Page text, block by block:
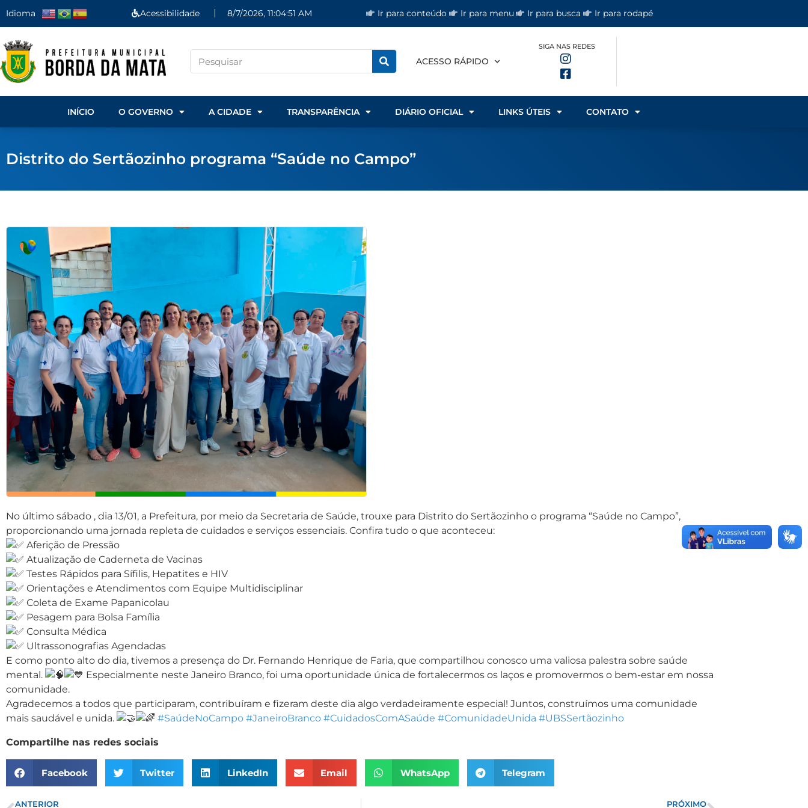
Idioma Acessibilidade 8/7/2026, 11:04:51 AM Ir para conteúdo Ir para menu Ir para busca Ir para rodapé
ACESSO RÁPIDO
SIGA NAS REDES
INÍCIO O GOVERNO A CIDADE TRANSPARÊNCIA DIÁRIO OFICIAL LINKS ÚTEIS CONTATO
Distrito do Sertãozinho programa “Saúde no Campo”
No último sábado , dia 13/01, a Prefeitura, por meio da Secretaria de Saúde, trouxe para Distrito do Sertãozinho o programa “Saúde no Campo”,
proporcionando uma jornada repleta de cuidados e serviços essenciais. Confira tudo o que aconteceu:
Aferição de Pressão
Atualização de Caderneta de Vacinas
Testes Rápidos para Sífilis, Hepatites e HIV
Orientações e Atendimentos com Equipe Multidisciplinar
Coleta de Exame Papanicolau
Pesagem para Bolsa Família
Consulta Médica
Ultrassonografias Agendadas
E como ponto alto do dia, tivemos a presença do Dr. Fernando Henrique de Faria, que compartilhou conosco uma valiosa palestra sobre saúde
mental.
Especialmente neste Janeiro Branco, foi uma oportunidade única de fortalecermos os laços e promovermos o bem-estar em nossa
comunidade.
Agradecemos a todos que participaram, contribuíram e fizeram deste dia algo verdadeiramente especial! Juntos, construímos uma comunidade
mais saudável e unida.
#SaúdeNoCampo #JaneiroBranco #CuidadosComASaúde #ComunidadeUnida #UBSSertãozinho
Compartilhe nas redes sociais
Facebook Twitter LinkedIn Email WhatsApp Telegram
ANTERIOR PRÓXIMO